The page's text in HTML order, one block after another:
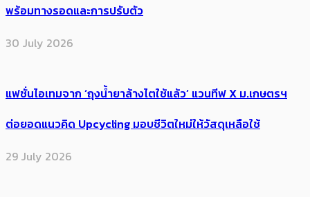
พร้อมทางรอดและการปรับตัว
30 July 2026
แฟชั่นไอเทมจาก ‘ถุงน้ำยาล้างไตใช้แล้ว’ แวนทีฟ X ม.เกษตรฯ
ต่อยอดแนวคิด Upcycling มอบชีวิตใหม่ให้วัสดุเหลือใช้
29 July 2026